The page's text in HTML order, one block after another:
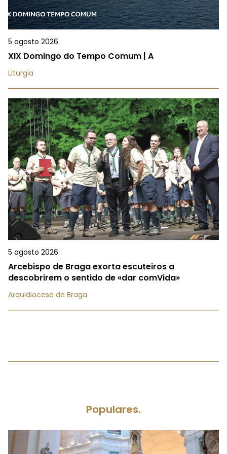
5 agosto 2026
XIX Domingo do Tempo Comum | A
Liturgia
5 agosto 2026
Arcebispo de Braga exorta escuteiros a
descobrirem o sentido de «dar comVida»
Arquidiocese de Braga
Populares.